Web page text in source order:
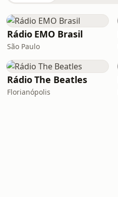
Rádio EMO Brasil
São Paulo
Rádio The Beatles
Florianópolis